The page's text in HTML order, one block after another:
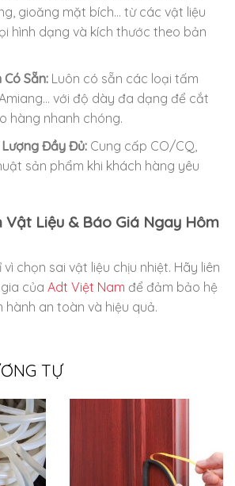
gioăng mặt bích… từ các vật liệu
hình dạng và kích thước theo bản
Sẵn:Luôn có sẵn các loại tấm
Amiang… với độ dày đa dạng để cắt
hàng nhanh chóng.
Lượng Đầy Đủ:Cung cấp CO/CQ,
sản phẩm khi khách hàng yêu
Vật Liệu & Báo Giá Ngay Hôm
chọn sai vật liệu chịu nhiệt. Hãy liên
của Adt Việt Nam để đảm bảo hệ
an toàn và hiệu quả.
TỰ